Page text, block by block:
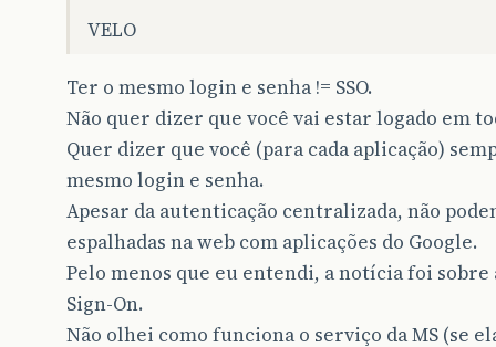
VELO
Ter o mesmo login e senha != SSO.
Não quer dizer que você vai estar logado em
Quer dizer que você (para cada aplicação)
mesmo login e senha.
Apesar da autenticação centralizada, não
espalhadas na web com aplicações do Google.
Pelo menos que eu entendi, a notícia foi
Sign-On.
Não olhei como funciona o serviço da MS (se